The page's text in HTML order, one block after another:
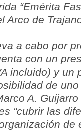
“Emérita
Arco de
a cabo por
con un
incluido) y un
de
A.
“cubrir las
de